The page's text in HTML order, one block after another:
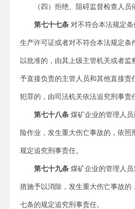
（四）拒绝、阻碍监督检查人员
第七十七条 对不符合本法规定
生产许可证或者对不符合本法规定条
以批准的，由其上级主管机关或者监
予直接负责的主管人员和其他直接责
犯罪的，由司法机关依法追究刑事责
第七十八条 煤矿企业的管理人
险作业，发生重大伤亡事故的，依照
规定追究刑事责任。
第七十九条 煤矿企业的管理人
措施予以消除，发生重大伤亡事故的
七条的规定追究刑事责任。